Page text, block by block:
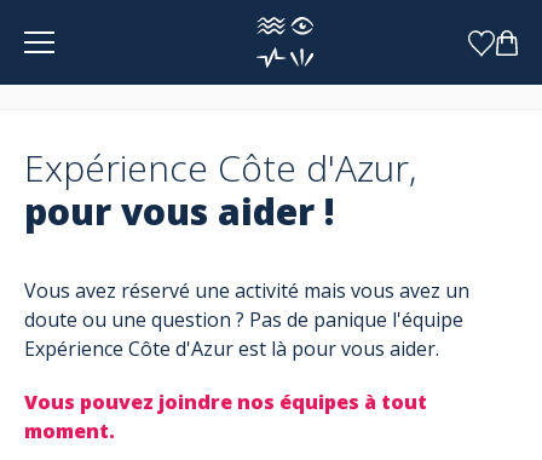
Panneau de gestion des cookies
Expérience Côte d'Azur,
pour vous aider !
Vous avez réservé une activité mais vous avez un
doute ou une question ? Pas de panique l'équipe
Expérience Côte d'Azur est là pour vous aider.
Vous pouvez joindre nos équipes à tout
moment.